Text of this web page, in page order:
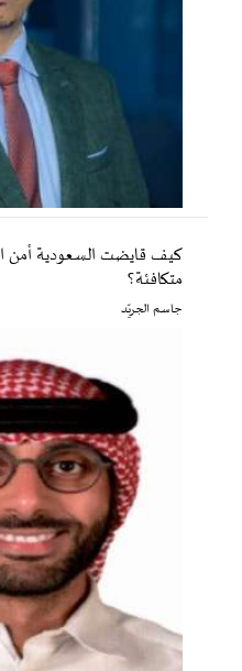
كيف قايضت السعودية أمن
متكافئة؟
جاسم الجريّد